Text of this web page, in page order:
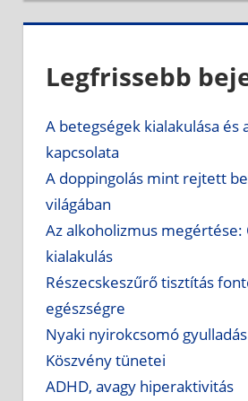
Legfrissebb
A betegségek kialakulása és
kapcsolata
A doppingolás mint rejtett
világában
Az alkoholizmus megértése:
kialakulás
Részecskeszűrő tisztítás
egészségre
Nyaki nyirokcsomó
Köszvény tünetei
ADHD, avagy hiperaktivitás